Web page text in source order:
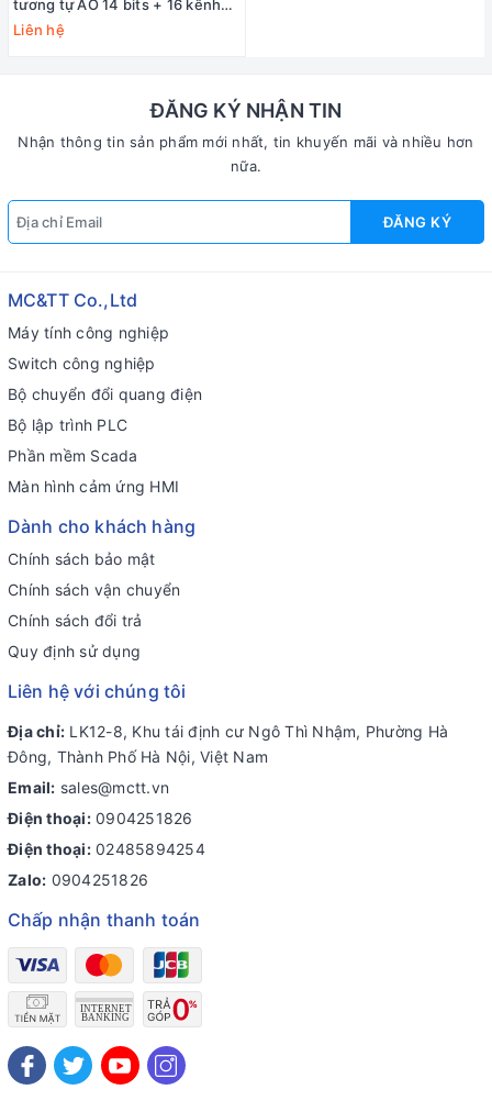
tương tự AO 14 bits + 16 kênh
vào/ra số DI/DO + 3 kênh
Timer/Counter/Frequency ICP
Liên hệ
ĐĂNG KÝ NHẬN TIN
Nhận thông tin sản phẩm mới nhất, tin khuyến mãi và nhiều hơn
nữa.
ĐĂNG KÝ
MC&TT Co.,Ltd
Máy tính công nghiệp
Switch công nghiệp
Bộ chuyển đổi quang điện
Bộ lập trình PLC
Phần mềm Scada
Màn hình cảm ứng HMI
Dành cho khách hàng
Chính sách bảo mật
Chính sách vận chuyển
Chính sách đổi trả
Quy định sử dụng
Liên hệ với chúng tôi
Địa chỉ: LK12-8, Khu tái định cư Ngô Thì Nhậm, Phường Hà
Đông, Thành Phố Hà Nội, Việt Nam
Email: sales@mctt.vn
Điện thoại: 0904251826
Điện thoại: 02485894254
Zalo: 0904251826
Chấp nhận thanh toán